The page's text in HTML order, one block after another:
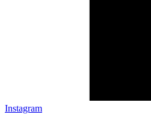
Instagram